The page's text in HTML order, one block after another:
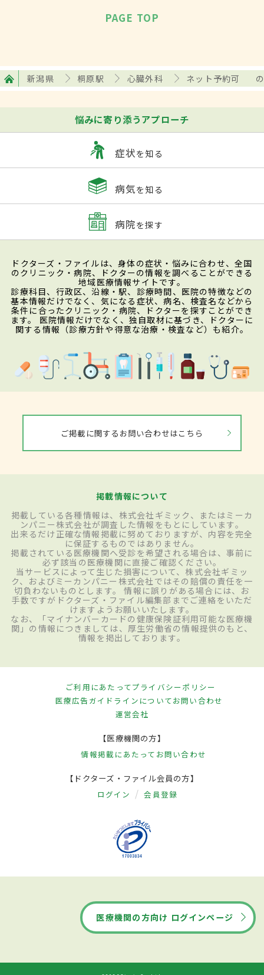
PAGE TOP
新潟県 桐原駅 心臓外科 ネット予約可
悩みに寄り添うアプローチ
症状を知る
病気を知る
病院を探す
ドクターズ・ファイルは、身体の症状・悩みに合わせ、全国
のクリニック・病院、ドクターの情報を調べることができる
地域医療情報サイトです。
診療科目、行政区、沿線・駅、診療時間、医院の特徴などの
基本情報だけでなく、気になる症状、病名、検査名などから
条件に合ったクリニック・病院、ドクターを探すことができ
ます。 医院情報だけでなく、独自取材に基づき、ドクターに
関する情報（診療方針や得意な治療・検査など）も紹介。
ご掲載に関するお問い合わせはこちら
掲載情報について
掲載している各種情報は、株式会社ギミック、またはミーカ
ンパニー株式会社が調査した情報をもとにしています。
出来るだけ正確な情報掲載に努めておりますが、内容を完全
に保証するものではありません。
掲載されている医療機関へ受診を希望される場合は、事前に
必ず該当の医療機関に直接ご確認ください。
当サービスによって生じた損害について、株式会社ギミッ
ク、およびミーカンパニー株式会社ではその賠償の責任を一
切負わないものとします。 情報に誤りがある場合には、お
手数ですがドクターズ・ファイル編集部までご連絡をいただ
けますようお願いいたします。
なお、「マイナンバーカードの健康保険証利用可能な医療機
関」の情報につきましては、厚生労働省の情報提供のもと、
情報を掲出しております。
ご利用にあたってプライバシーポリシー
医療広告ガイドラインについてお問い合わせ
運営会社
【医療機関の方】
情報掲載にあたって お問い合わせ
【ドクターズ・ファイル会員の方】
ログイン 会員登録
医療機関の方向け ログインページ